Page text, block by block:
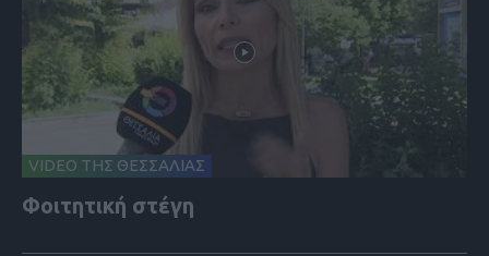
VIDEO ΤΗΣ ΘΕΣΣΑΛΙΑΣ
Φοιτητική στέγη